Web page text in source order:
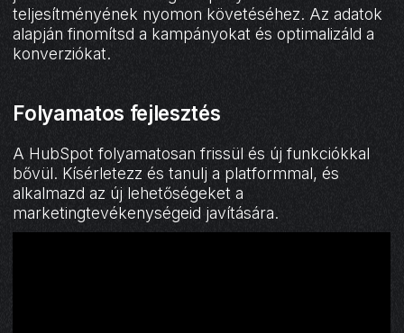
teljesítményének nyomon követéséhez. Az adatok
alapján finomítsd a kampányokat és optimalizáld a
konverziókat.
Folyamatos fejlesztés
A HubSpot folyamatosan frissül és új funkciókkal
bővül. Kísérletezz és tanulj a platformmal, és
alkalmazd az új lehetőségeket a
marketingtevékenységeid javítására.